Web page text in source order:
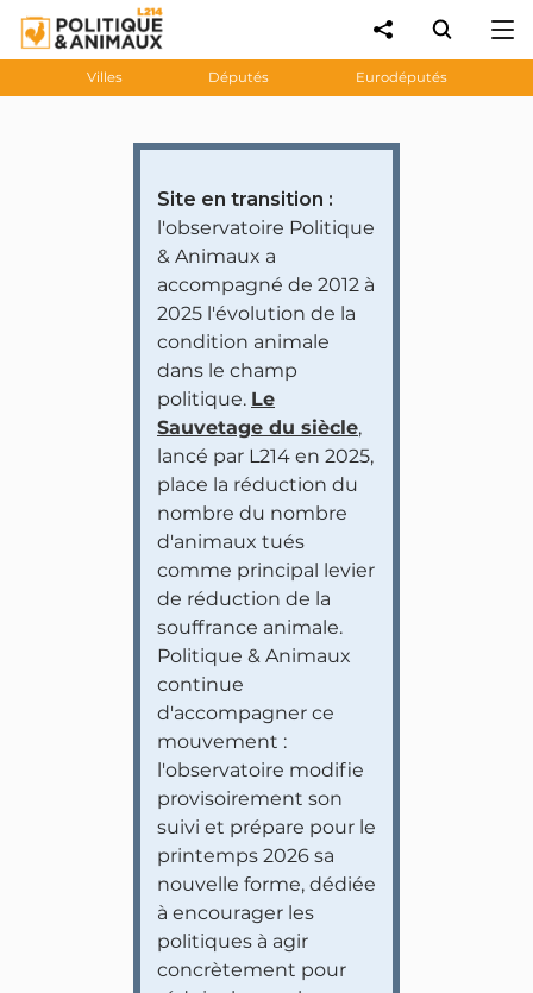
Villes Députés Eurodéputés
Site en transition :
l'observatoire Politique
& Animaux a
accompagné de 2012 à
2025 l'évolution de la
condition animale
dans le champ
politique. Le
Sauvetage du siècle,
lancé par L214 en 2025,
place la réduction du
nombre du nombre
d'animaux tués
comme principal levier
de réduction de la
souffrance animale.
Politique & Animaux
continue
d'accompagner ce
mouvement :
l'observatoire modifie
provisoirement son
suivi et prépare pour le
printemps 2026 sa
nouvelle forme, dédiée
à encourager les
politiques à agir
concrètement pour